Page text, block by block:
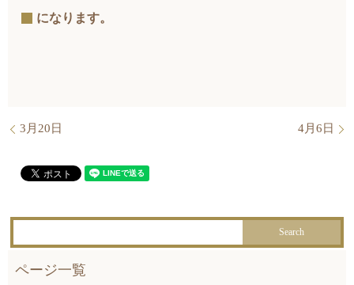
になります。
3月20日 4月6日